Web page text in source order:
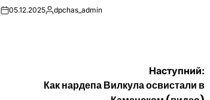
on05.12.2025Опубліковано
dpchas_admin
Наступний:
Как нардепа Вилкула освистали в